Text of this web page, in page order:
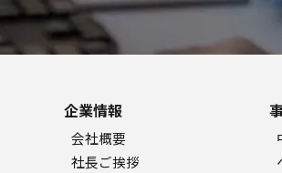
企業情報
会社概要
社長ご挨拶